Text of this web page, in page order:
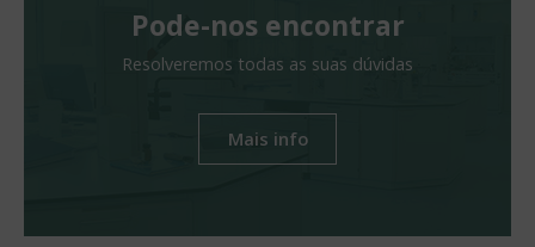
Pode-nos encontrar
Resolveremos todas as suas dúvidas
Mais info